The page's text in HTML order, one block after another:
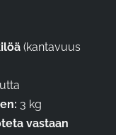
(kantavuus
3 kg
vastaan